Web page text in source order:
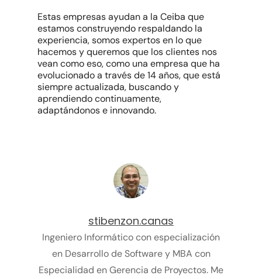
Estas empresas ayudan a la Ceiba que
estamos construyendo respaldando la
experiencia, somos expertos en lo que
hacemos y queremos que los clientes nos
vean como eso, como una empresa que ha
evolucionado a través de 14 años, que está
siempre actualizada, buscando y
aprendiendo continuamente,
adaptándonos e innovando.
stibenzon.canas
Ingeniero Informático con especialización
en Desarrollo de Software y MBA con
Especialidad en Gerencia de Proyectos. Me